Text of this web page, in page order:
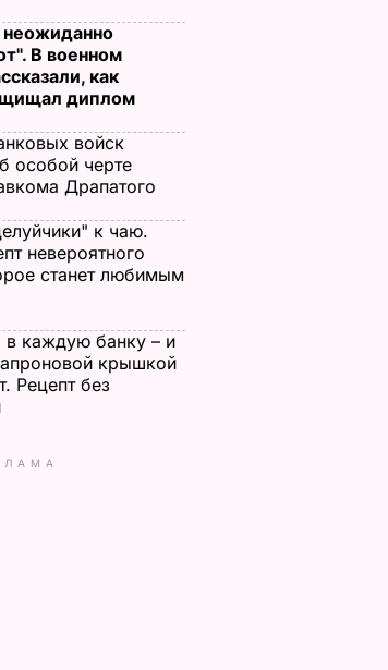
неожиданно
В военном
как
диплом
войск
особой черте
Драпатого
к чаю.
невероятного
станет любимым
в каждую банку – и
крышкой
Рецепт без